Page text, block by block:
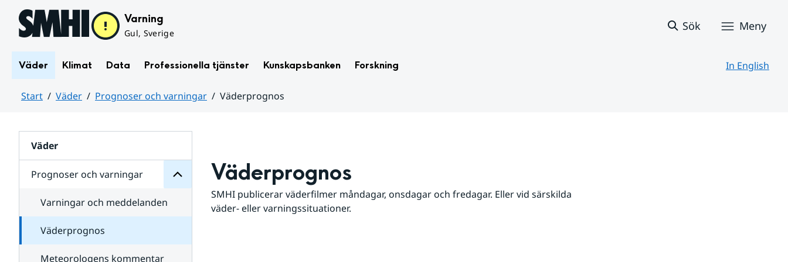
Hoppa till sidans innehåll Varning
Gul, Sverige
Sök Meny
Väder Klimat Data Professionella tjänster Kunskapsbanken Forskning In English
Start Väder Prognoser och varningar
Väderprognos
Väder
Prognoser och varningar
för
varningar
Varningar och meddelanden
Väderprognos
Meteorologens kommentar
Väderprognos
SMHI publicerar väderfilmer måndagar, onsdagar och fredagar. Eller vid särskilda
väder- eller varningssituationer.